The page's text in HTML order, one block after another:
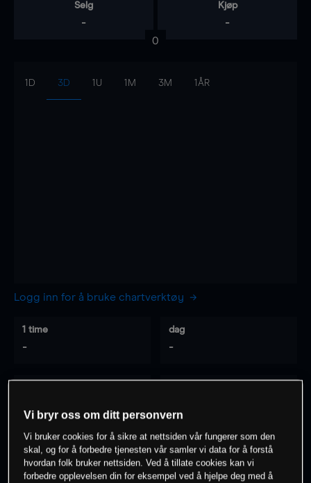
Selg
-
Kjøp
-
0
1D 3D 1U 1M 3M 1ÅR
Logg inn for å bruke chartverktøy
1 time
-
dag
-
0% av kunder erpå dette instrumentet
Vi bryr oss om ditt personvern
Vi bruker cookies for å sikre at nettsiden vår fungerer som den
skal, og for å forbedre tjenesten vår samler vi data for å forstå
hvordan folk bruker nettsiden. Ved å tillate cookies kan vi
forbedre opplevelsen din for eksempel ved å hjelpe deg med å